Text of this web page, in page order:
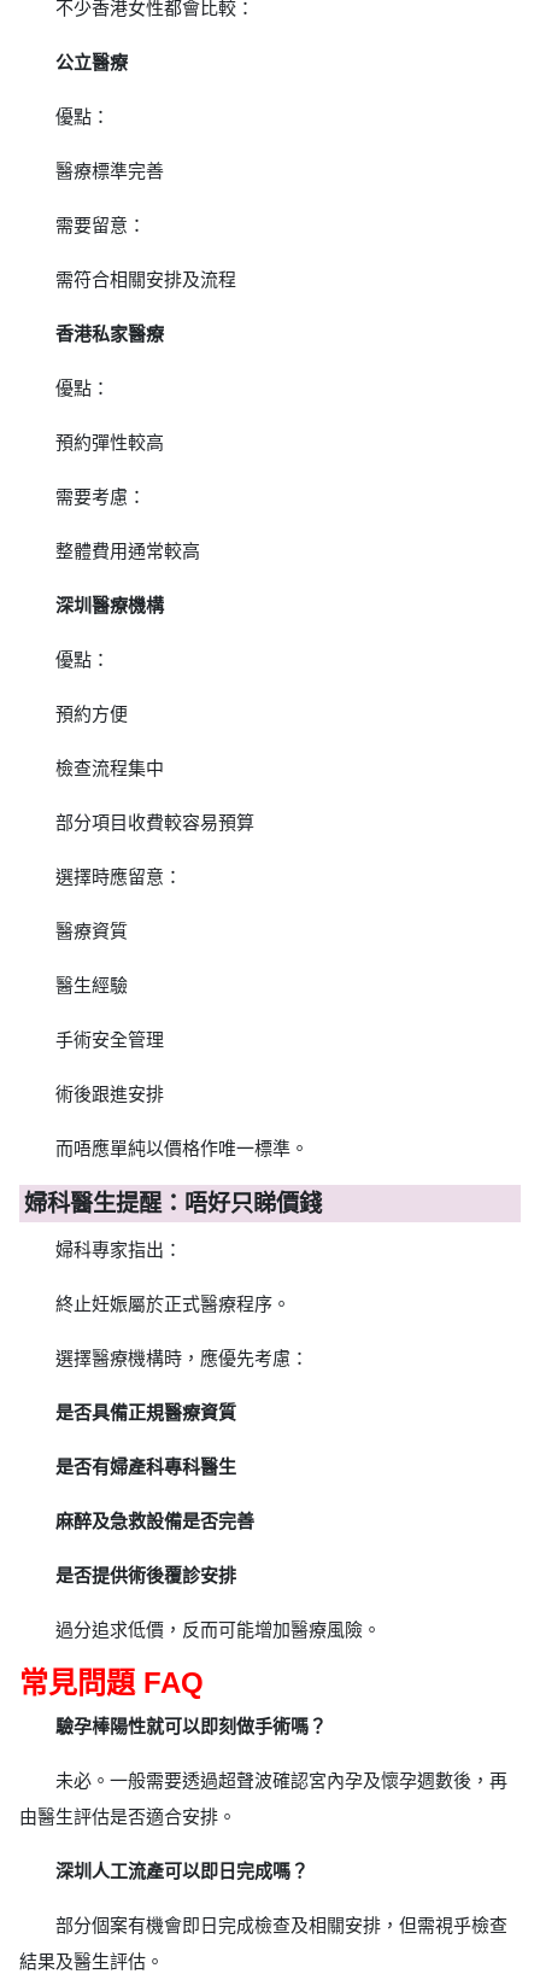
不少香港女性都會比較：
公立醫療
優點：
醫療標準完善
需要留意：
需符合相關安排及流程
香港私家醫療
優點：
預約彈性較高
需要考慮：
整體費用通常較高
深圳醫療機構
優點：
預約方便
檢查流程集中
部分項目收費較容易預算
選擇時應留意：
醫療資質
醫生經驗
手術安全管理
術後跟進安排
而唔應單純以價格作唯一標準。
婦科醫生提醒：唔好只睇價錢
婦科專家指出：
終止妊娠屬於正式醫療程序。
選擇醫療機構時，應優先考慮：
是否具備正規醫療資質
是否有婦產科專科醫生
麻醉及急救設備是否完善
是否提供術後覆診安排
過分追求低價，反而可能增加醫療風險。
常見問題 FAQ
驗孕棒陽性就可以即刻做手術嗎？
未必。一般需要透過超聲波確認宮內孕及懷孕週數後，再
由醫生評估是否適合安排。
深圳人工流產可以即日完成嗎？
部分個案有機會即日完成檢查及相關安排，但需視乎檢查
結果及醫生評估。